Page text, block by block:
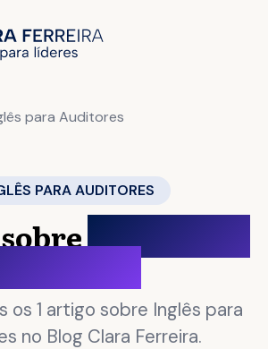
para Auditores
PARA AUDITORES
Inglês para
os 1 artigo sobre Inglês para
no Blog Clara Ferreira.